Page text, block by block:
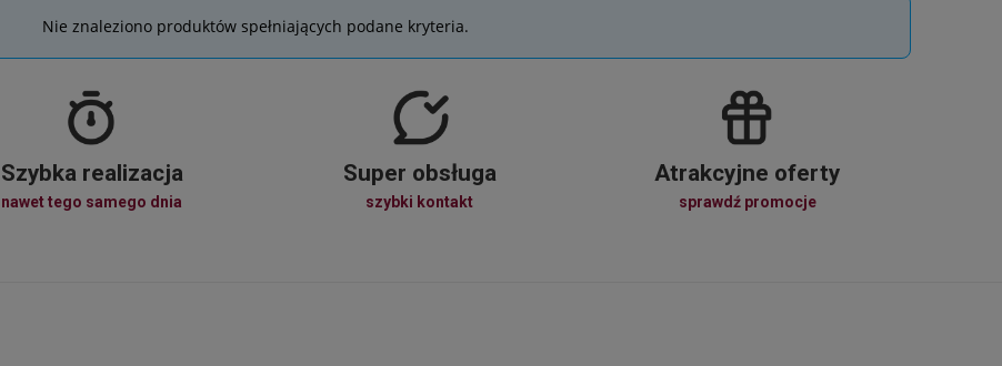
Nie znaleziono produktów spełniających podane kryteria.
Szybka realizacja
nawet tego samego dnia
Super obsługa
szybki kontakt
Atrakcyjne oferty
sprawdź promocje